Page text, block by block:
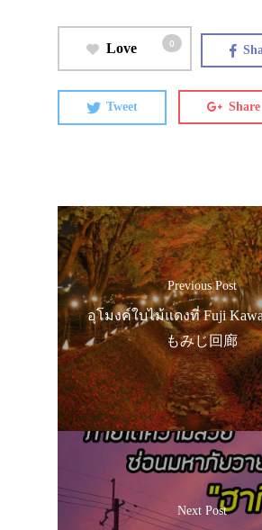
Love 0
Tweet Share
Previous Post
อุโมงค์ใบไม้แดงที่ Fuji
もみじ回廊
Next Post